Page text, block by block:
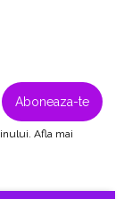
Afla mai